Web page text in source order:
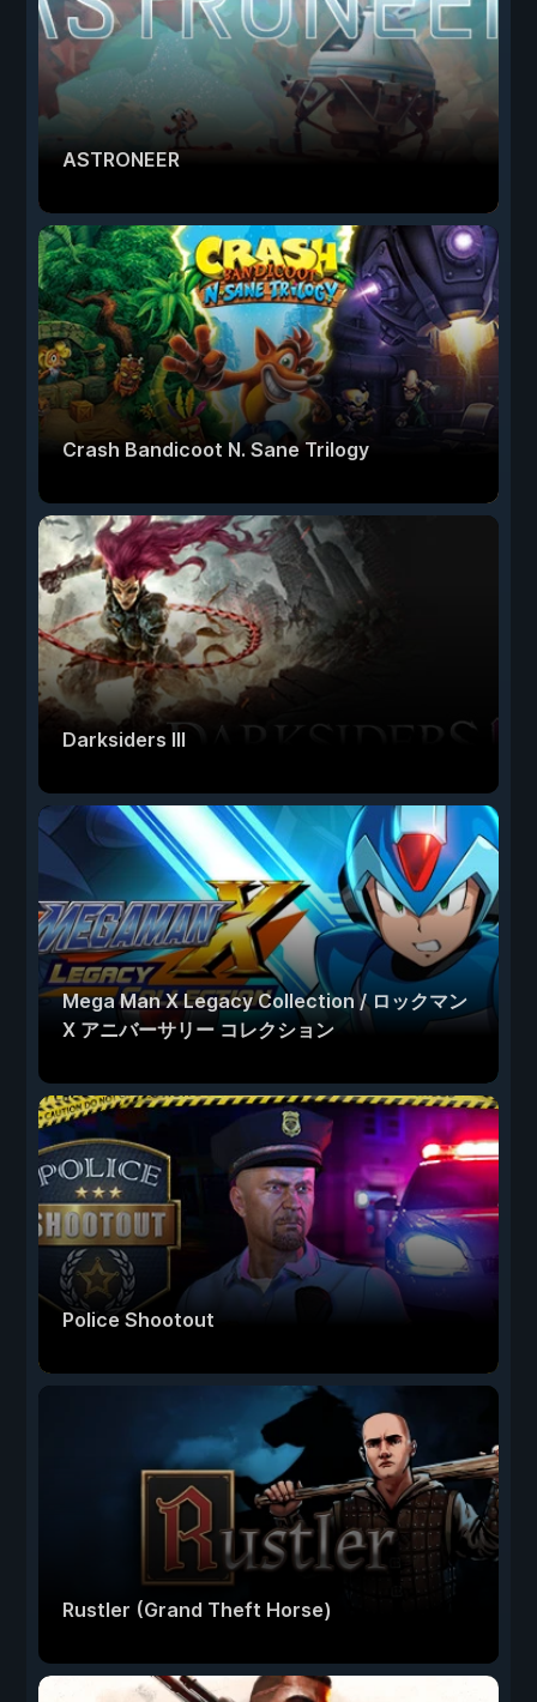
ASTRONEER
Crash Bandicoot N. Sane Trilogy
Darksiders III
Mega Man X Legacy Collection / ロックマン
X アニバーサリー コレクション
Police Shootout
Rustler (Grand Theft Horse)